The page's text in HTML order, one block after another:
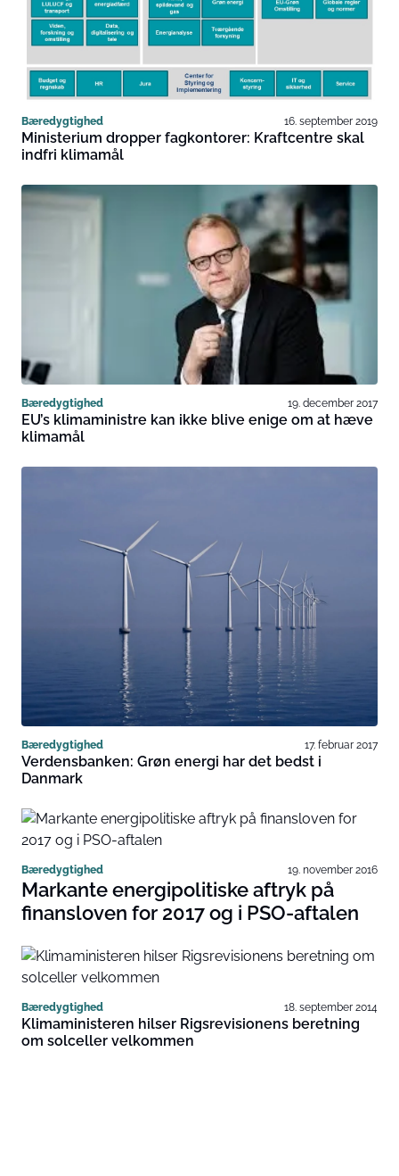
Bæredygtighed 16. september 2019
Ministerium dropper fagkontorer: Kraftcentre skal
indfri klimamål
Bæredygtighed 19. december 2017
EU’s klimaministre kan ikke blive enige om at hæve
klimamål
Bæredygtighed 17. februar 2017
Verdensbanken: Grøn energi har det bedst i
Danmark
Bæredygtighed 19. november 2016
Markante energipolitiske aftryk på
finansloven for 2017 og i PSO-aftalen
Bæredygtighed 18. september 2014
Klimaministeren hilser Rigsrevisionens beretning
om solceller velkommen